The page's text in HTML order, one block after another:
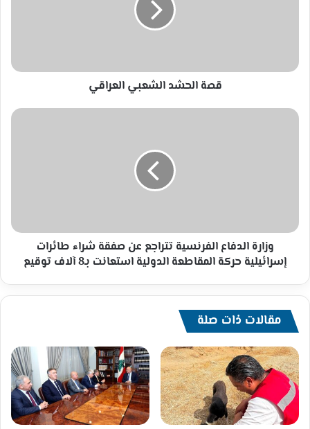
قصة الحشد الشعبي العراقي
وزارة
إسرائيلية
المقاطعة
استعانت
آلاف
توقيع
وزارة الدفاع الفرنسية تتراجع عن صفقة شراء طائرات
إسرائيلية حركة المقاطعة الدولية استعانت بـ8 آلاف توقيع
مقالات ذات صلة